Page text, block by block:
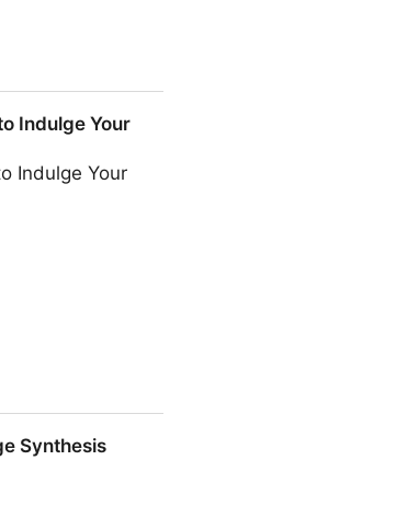
Indulge Your
Indulge Your
Synthesis